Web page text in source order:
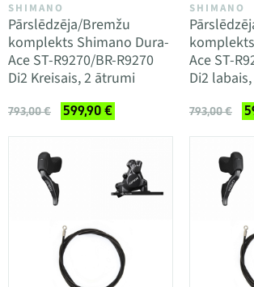
SHIMANO
Pārslēdzēja/Bremžu
komplekts Shimano Dura-
Ace ST-R9270/BR-R9270
Di2 Kreisais, 2 ātrumi
793,00 € 599,90 €
SHIMANO
Ace ST-
Di2
793,00 €